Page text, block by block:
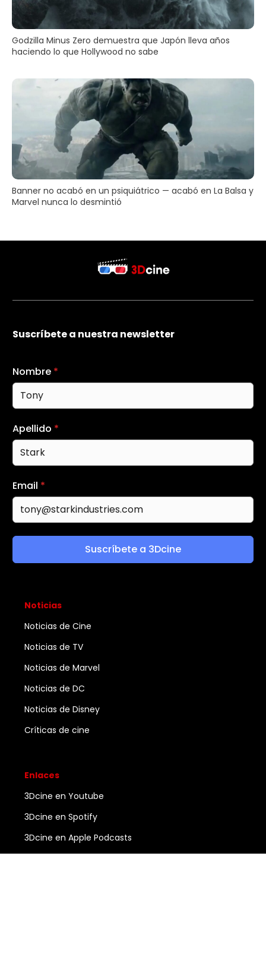
Godzilla Minus Zero demuestra que Japón lleva años
haciendo lo que Hollywood no sabe
Banner no acabó en un psiquiátrico — acabó en La Balsa y
Marvel nunca lo desmintió
Suscríbete a nuestra newsletter
Nombre *
Apellido *
Email *
Suscríbete a 3Dcine
Noticias
Noticias de Cine
Noticias de TV
Noticias de Marvel
Noticias de DC
Noticias de Disney
Críticas de cine
Enlaces
3Dcine en Youtube
3Dcine en Spotify
3Dcine en Apple Podcasts